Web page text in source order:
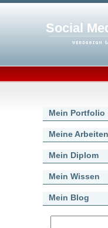
Social
Mein Portfolio
Meine Arbeiten
Mein Diplom
Mein Wissen
Mein Blog